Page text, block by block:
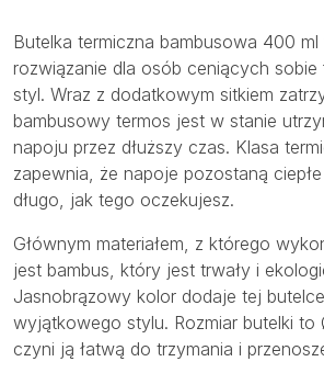
Butelka termiczna bambusowa 400 ml
rozwiązanie dla osób ceniących
styl. Wraz z dodatkowym sitkiem
bambusowy termos jest w stanie
napoju przez dłuższy czas. Klasa
zapewnia, że napoje pozostaną
długo, jak tego oczekujesz.
Głównym materiałem, z którego
jest bambus, który jest trwały i
Jasnobrązowy kolor dodaje tej
wyjątkowego stylu. Rozmiar butelki
czyni ją łatwą do trzymania i